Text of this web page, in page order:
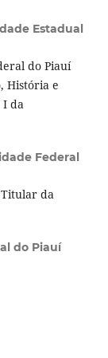
Estadual
do Piauí
História e
I da
Federal
Titular da
do Piauí